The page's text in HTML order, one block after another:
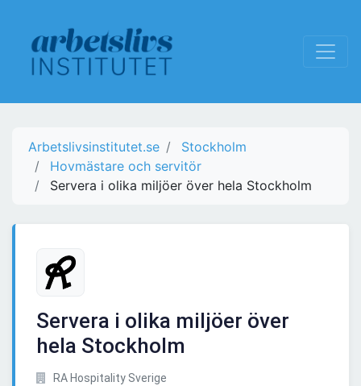
Arbetslivsinstitutet.se
Stockholm
Hovmästare och servitör
Servera i olika miljöer över hela Stockholm
Servera i olika miljöer över
hela Stockholm
RA Hospitality Sverige